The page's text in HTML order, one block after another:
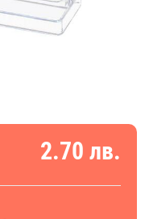
2.70 лв.